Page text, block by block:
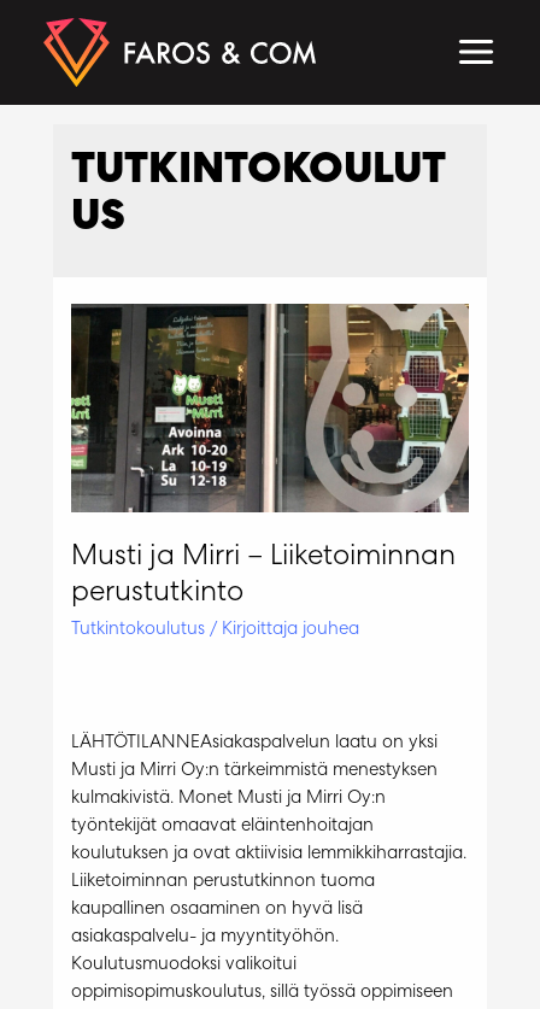
sisältöön
TUTKINTOKOULUT
US
Musti ja Mirri – Liiketoiminnan
perustutkinto
Tutkintokoulutus / Kirjoittaja jouhea
LÄHTÖTILANNEAsiakaspalvelun laatu on yksi
Musti ja Mirri Oy:n tärkeimmistä menestyksen
kulmakivistä. Monet Musti ja Mirri Oy:n
työntekijät omaavat eläintenhoitajan
koulutuksen ja ovat aktiivisia lemmikkiharrastajia.
Liiketoiminnan perustutkinnon tuoma
kaupallinen osaaminen on hyvä lisä
asiakaspalvelu- ja myyntityöhön.
Koulutusmuodoksi valikoitui
oppimisopimuskoulutus, sillä työssä oppimiseen